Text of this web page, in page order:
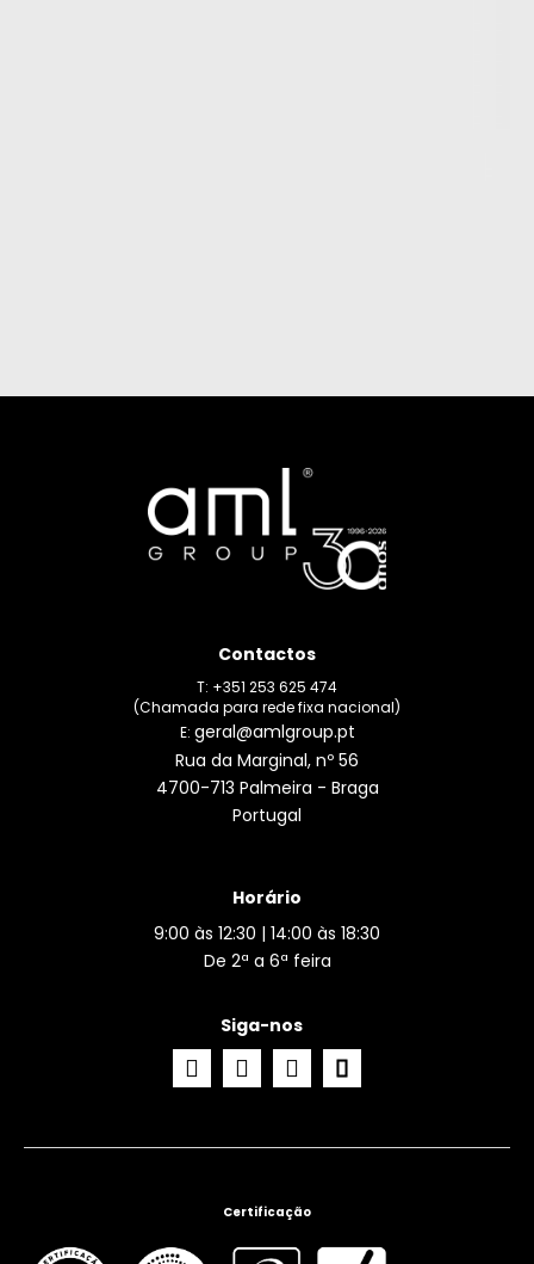
Contactos
T: +351 253 625 474
(Chamada para rede fixa nacional)
E: geral@amlgroup.pt
Rua da Marginal, nº 56
4700-713 Palmeira - Braga
Portugal
Horário
9:00 às 12:30 | 14:00 às 18:30
De 2ª a 6ª feira
Siga-nos
Certificação